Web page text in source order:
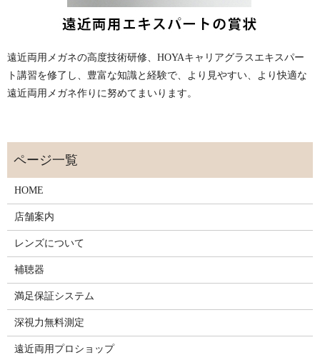
遠近両用メガネの高度技術研修、HOYAキャリアグラスエキスパー
ト講習を修了し、豊富な知識と経験で、より見やすい、より快適な
遠近両用メガネ作りに努めてまいります。
HOME
店舗案内
レンズについて
補聴器
満足保証システム
深視力無料測定
遠近両用プロショップ